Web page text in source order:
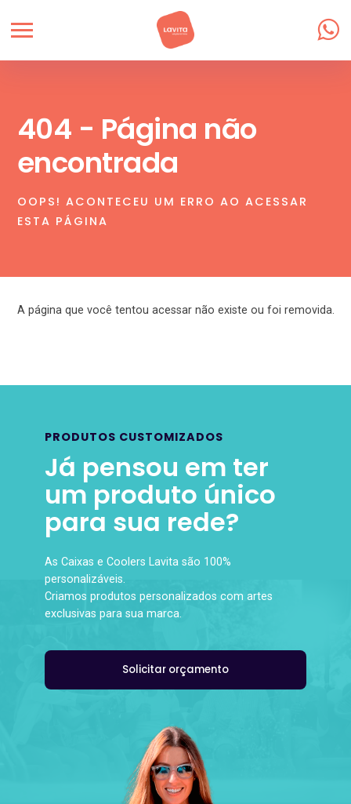
404 - Página não
encontrada
OOPS! ACONTECEU UM ERRO AO ACESSAR
ESTA PÁGINA
A página que você tentou acessar não existe ou foi removida.
PRODUTOS CUSTOMIZADOS
Já pensou em ter
um produto único
para sua rede?
As Caixas e Coolers Lavita são 100%
personalizáveis.
Criamos produtos personalizados com artes
exclusivas para sua marca.
Solicitar orçamento